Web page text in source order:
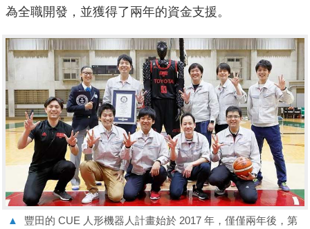
為全職開發，並獲得了兩年的資金支援。
▲
豐田的 CUE 人形機器人計畫始於 2017 年，僅僅兩年後，第